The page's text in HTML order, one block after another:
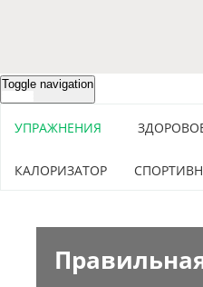
Toggle navigation
УПРАЖНЕНИЯ
КАЛОРИЗАТОР